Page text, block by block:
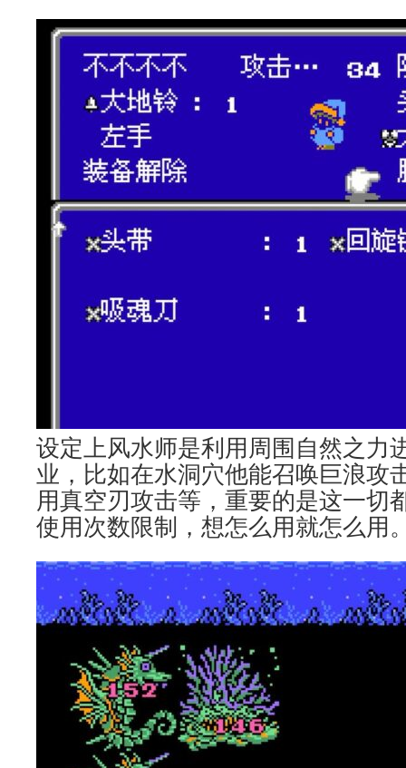
设定上风水师是利用周围自然之力
业，比如在水洞穴他能召唤巨浪攻
用真空刃攻击等，重要的是这一切
使用次数限制，想怎么用就怎么用